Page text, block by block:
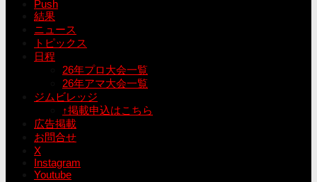
Push
結果
ニュース
トピックス
日程
26年プロ大会一覧
26年アマ大会一覧
ジムビレッジ
↑掲載申込はこちら
広告掲載
お問合せ
X
Instagram
Youtube